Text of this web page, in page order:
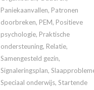
Paniekaanvallen, Patronen
doorbreken, PEM, Positieve
psychologie, Praktische
ondersteuning, Relatie,
Samengesteld gezin,
Signaleringsplan,
Speciaal onderwijs, Startende